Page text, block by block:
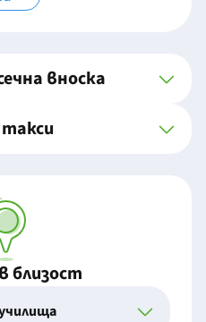
вноска
близост